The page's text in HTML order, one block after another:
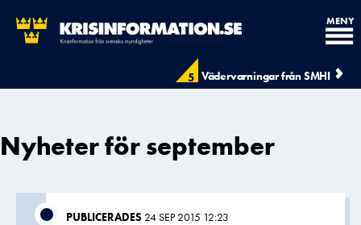
5 Vädervarningar från SMHI
MENY
Nyheter för september
PUBLICERADES 24 SEP 2015 12:23